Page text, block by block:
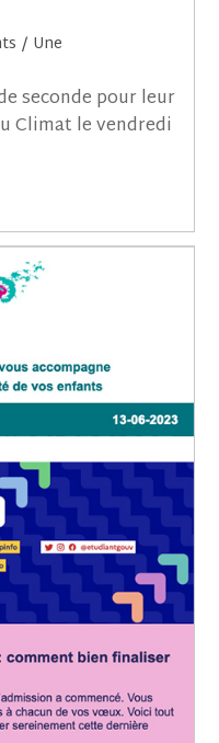
/ Une
seconde pour leur
Climat le vendredi